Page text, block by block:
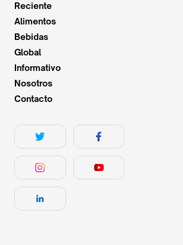
Reciente
Alimentos
Bebidas
Global
Informativo
Nosotros
Contacto